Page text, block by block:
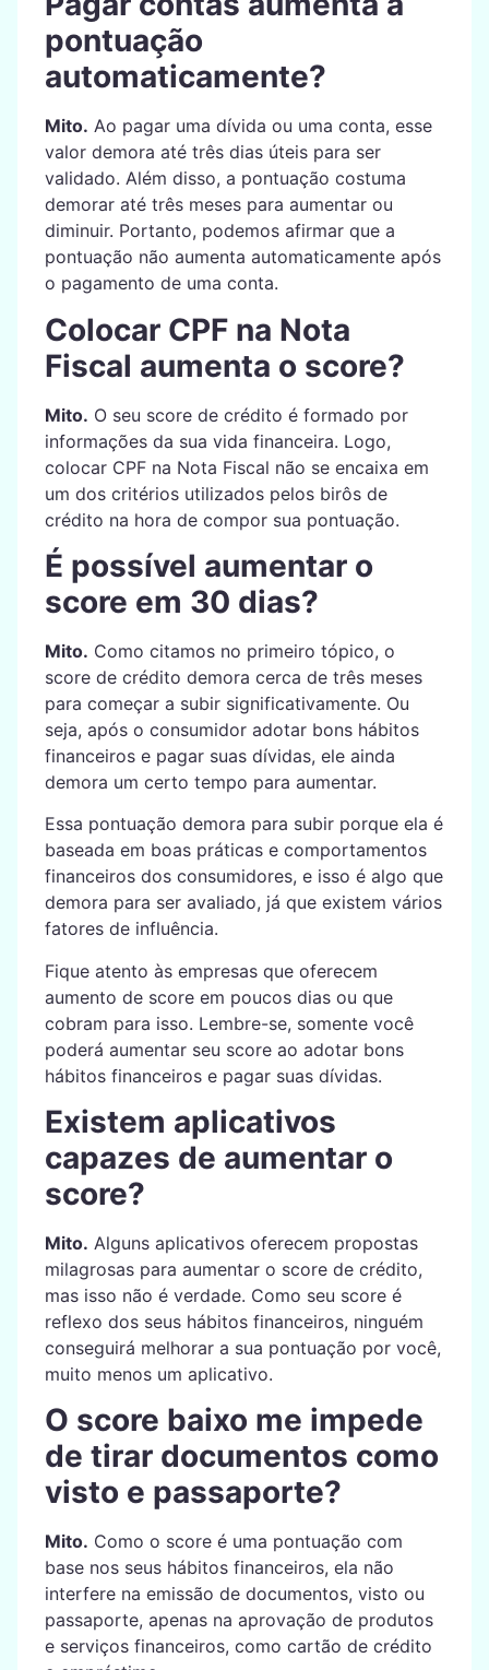
pontuação
automaticamente?
Mito. Ao pagar uma dívida ou uma conta, esse
valor demora até três dias úteis para ser
validado. Além disso, a pontuação costuma
demorar até três meses para aumentar ou
diminuir. Portanto, podemos afirmar que a
pontuação não aumenta automaticamente após
o pagamento de uma conta.
Colocar CPF na Nota
Fiscal aumenta o score?
Mito. O seu score de crédito é formado por
informações da sua vida financeira. Logo,
colocar CPF na Nota Fiscal não se encaixa em
um dos critérios utilizados pelos birôs de
crédito na hora de compor sua pontuação.
É possível aumentar o
score em 30 dias?
Mito. Como citamos no primeiro tópico, o
score de crédito demora cerca de três meses
para começar a subir significativamente. Ou
seja, após o consumidor adotar bons hábitos
financeiros e pagar suas dívidas, ele ainda
demora um certo tempo para aumentar.
Essa pontuação demora para subir porque ela é
baseada em boas práticas e comportamentos
financeiros dos consumidores, e isso é algo que
demora para ser avaliado, já que existem vários
fatores de influência.
Fique atento às empresas que oferecem
aumento de score em poucos dias ou que
cobram para isso. Lembre-se, somente você
poderá aumentar seu score ao adotar bons
hábitos financeiros e pagar suas dívidas.
Existem aplicativos
capazes de aumentar o
score?
Mito. Alguns aplicativos oferecem propostas
milagrosas para aumentar o score de crédito,
mas isso não é verdade. Como seu score é
reflexo dos seus hábitos financeiros, ninguém
conseguirá melhorar a sua pontuação por você,
muito menos um aplicativo.
O score baixo me impede
de tirar documentos como
visto e passaporte?
Mito. Como o score é uma pontuação com
base nos seus hábitos financeiros, ela não
interfere na emissão de documentos, visto ou
passaporte, apenas na aprovação de produtos
e serviços financeiros, como cartão de crédito